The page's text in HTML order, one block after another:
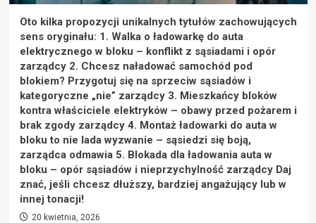
Oto kilka propozycji unikalnych tytułów zachowujących
sens oryginału: 1. Walka o ładowarkę do auta
elektrycznego w bloku – konflikt z sąsiadami i opór
zarządcy 2. Chcesz naładować samochód pod
blokiem? Przygotuj się na sprzeciw sąsiadów i
kategoryczne „nie” zarządcy 3. Mieszkańcy bloków
kontra właściciele elektryków – obawy przed pożarem i
brak zgody zarządcy 4. Montaż ładowarki do auta w
bloku to nie lada wyzwanie – sąsiedzi się boją,
zarządca odmawia 5. Blokada dla ładowania auta w
bloku – opór sąsiadów i nieprzychylność zarządcy Daj
znać, jeśli chcesz dłuższy, bardziej angażujący lub w
innej tonacji!
20 kwietnia, 2026